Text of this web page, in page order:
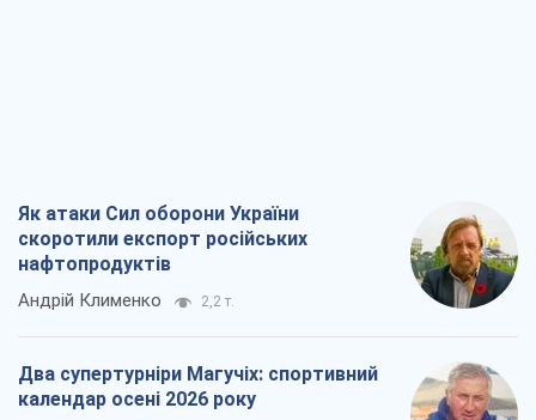
Як атаки Сил оборони України
скоротили експорт російських
нафтопродуктів
Андрій Клименко 2,2 т.
Два супертурніри Магучіх: спортивний
календар осені 2026 року